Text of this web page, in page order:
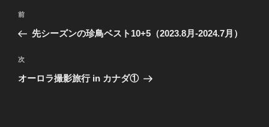
投
ナ
ビ
ゲ
前
の
稿
前
先シーズンの珍鳥ベスト10+5（2023.8月-2024.7月）
次
の
次
オーロラ撮影旅行 in カナダ①